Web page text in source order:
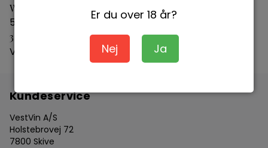
Er du over 18 år?
Nej Ja
Wildjac Fresh Citrus Vodka
5060775940012
349,95 DKK
Vis produkt
Kundeservice
VestVin A/S
Holstebrovej 72
7800 Skive